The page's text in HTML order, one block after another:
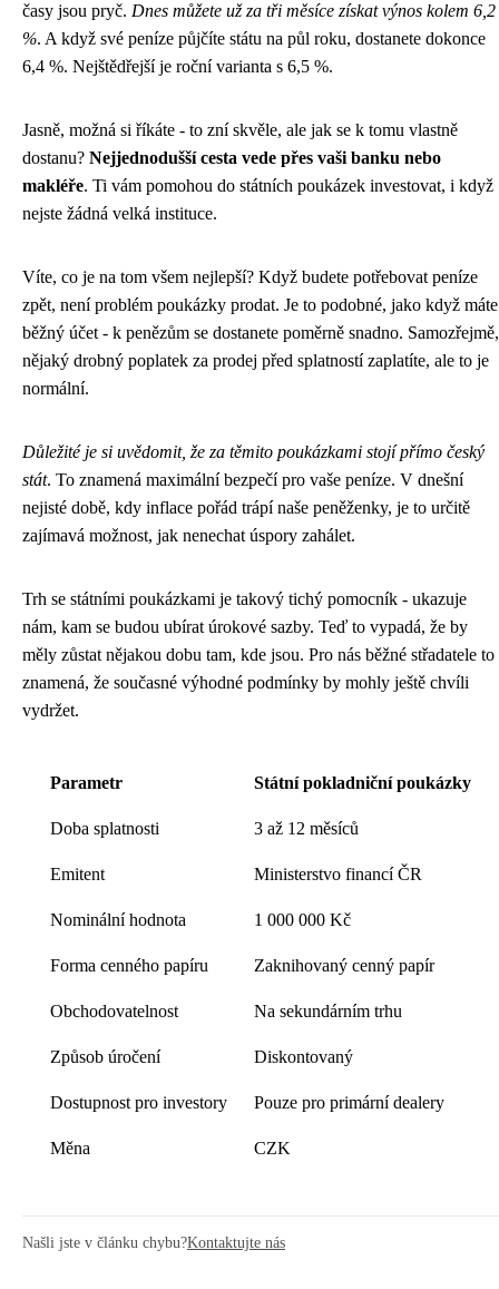
časy jsou pryč. Dnes můžete už za tři měsíce získat výnos kolem 6,2
%. A když své peníze půjčíte státu na půl roku, dostanete dokonce
6,4 %. Nejštědřejší je roční varianta s 6,5 %.
Jasně, možná si říkáte - to zní skvěle, ale jak se k tomu vlastně
dostanu? Nejjednodušší cesta vede přes vaši banku nebo
makléře. Ti vám pomohou do státních poukázek investovat, i když
nejste žádná velká instituce.
Víte, co je na tom všem nejlepší? Když budete potřebovat peníze
zpět, není problém poukázky prodat. Je to podobné, jako když máte
běžný účet - k penězům se dostanete poměrně snadno. Samozřejmě,
nějaký drobný poplatek za prodej před splatností zaplatíte, ale to je
normální.
Důležité je si uvědomit, že za těmito poukázkami stojí přímo český
stát. To znamená maximální bezpečí pro vaše peníze. V dnešní
nejisté době, kdy inflace pořád trápí naše peněženky, je to určitě
zajímavá možnost, jak nenechat úspory zahálet.
Trh se státními poukázkami je takový tichý pomocník - ukazuje
nám, kam se budou ubírat úrokové sazby. Teď to vypadá, že by
měly zůstat nějakou dobu tam, kde jsou. Pro nás běžné střadatele to
znamená, že současné výhodné podmínky by mohly ještě chvíli
vydržet.
Parametr Státní pokladniční poukázky
Doba splatnosti 3 až 12 měsíců
Emitent Ministerstvo financí ČR
Nominální hodnota 1 000 000 Kč
Forma cenného papíru Zaknihovaný cenný papír
Obchodovatelnost Na sekundárním trhu
Způsob úročení Diskontovaný
Dostupnost pro investory Pouze pro primární dealery
Měna CZK
Našli jste v článku chybu?Kontaktujte nás